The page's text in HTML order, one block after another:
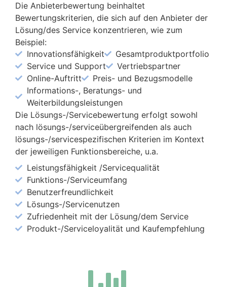
Die Anbieterbewertung beinhaltet
Bewertungskriterien, die sich auf den Anbieter der
Lösung/des Service konzentrieren, wie zum
Beispiel:
Innovationsfähigkeit
Gesamtproduktportfolio
Service und Support
Vertriebspartner
Online-Auftritt
Preis- und Bezugsmodelle
Informations-, Beratungs- und
Weiterbildungsleistungen
Die Lösungs-/Servicebewertung erfolgt sowohl
nach lösungs-/serviceübergreifenden als auch
lösungs-/servicespezifischen Kriterien im Kontext
der jeweiligen Funktionsbereiche, u.a.
Leistungsfähigkeit /Servicequalität
Funktions-/Serviceumfang
Benutzerfreundlichkeit
Lösungs-/Servicenutzen
Zufriedenheit mit der Lösung/dem Service
Produkt-/Serviceloyalität und Kaufempfehlung